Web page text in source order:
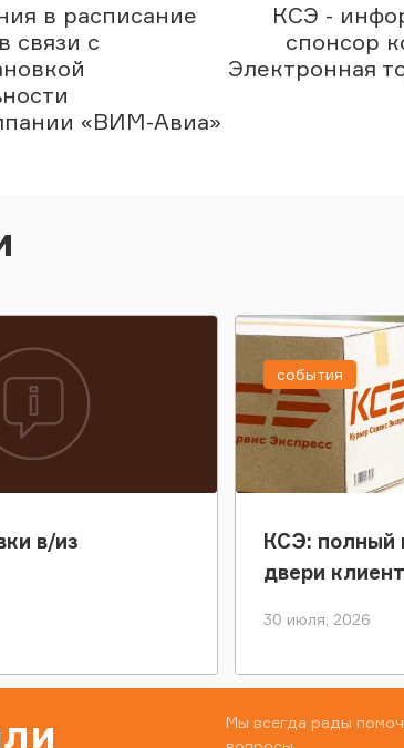
в расписание
связи с
«ВИМ-Авиа»
КСЭ -
спонсор
Электронная
в/из
КСЭ: полный
двери
30 июля, 2026
события
Мы всегда рады